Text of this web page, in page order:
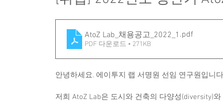
AtoZ Lab_채용공고_2022_1 .pdf
PDF 다운로드 • 271KB
안녕하세요. 에이투지 랩 서명원 선임 연구원입니
저희 AtoZ Lab은 도시와 건축의 다양성(diversity)